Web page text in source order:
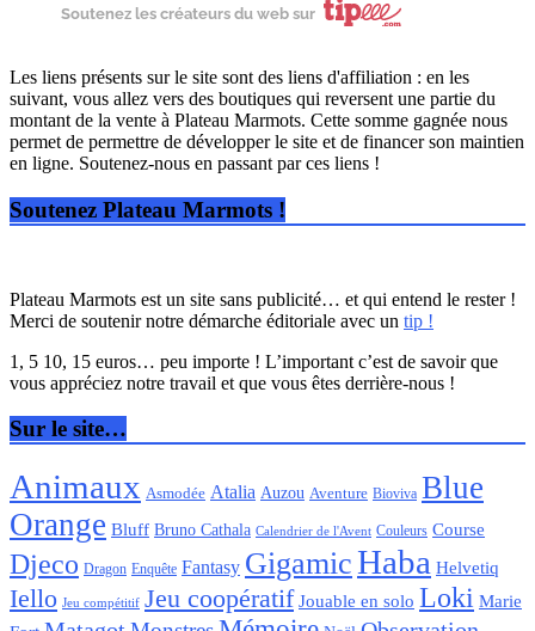
Soutenez les créateurs du web sur
Les liens présents sur le site sont des liens d'affiliation : en les
suivant, vous allez vers des boutiques qui reversent une partie du
montant de la vente à Plateau Marmots. Cette somme gagnée nous
permet de permettre de développer le site et de financer son maintien
en ligne. Soutenez-nous en passant par ces liens !
Soutenez Plateau Marmots !
Plateau Marmots est un site sans publicité… et qui entend le rester !
Merci de soutenir notre démarche éditoriale avec un tip !
1, 5 10, 15 euros… peu importe ! L’important c’est de savoir que
vous appréciez notre travail et que vous êtes derrière-nous !
Sur le site…
Animaux Asmodée Atalia Auzou Aventure Bioviva Blue
Orange Bluff Bruno Cathala Calendrier de l'Avent Couleurs Course
Djeco Dragon Enquête Fantasy GigamicHaba Helvetiq
Iello Jeu compétitif Jeu coopératif Jouable en solo Loki Marie